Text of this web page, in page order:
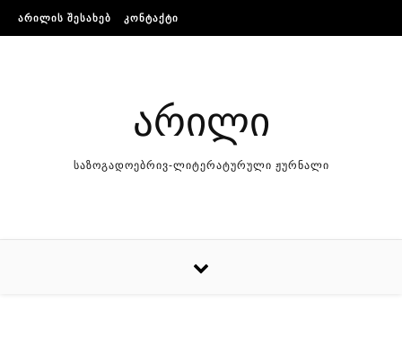
Skip to content
ᲐᲠᲘᲚᲘᲡ ᲨᲔᲡᲐᲮᲔᲑ ᲙᲝᲜᲢᲐᲥᲢᲘ
არილი
საზოგადოებრივ-ლიტერატურული ჟურნალი